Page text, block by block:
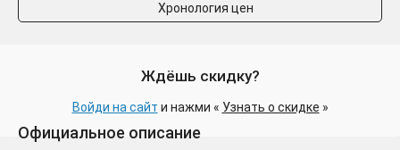
Хронология цен
Ждёшь скидку?
Войди на сайт и нажми « Узнать о скидке »
Официальное описание